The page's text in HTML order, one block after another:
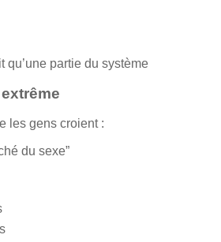
qu’une partie du système
les gens croient :
du sexe”